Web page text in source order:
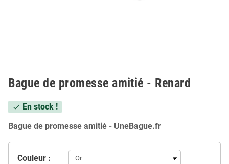
Bague de promesse amitié - Renard
check En stock !
Bague de promesse amitié - UneBague.fr
Couleur :